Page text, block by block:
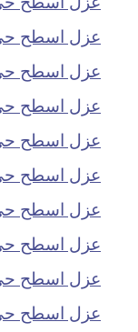
عزل اسطح حي
عزل اسطح حي
عزل اسطح حي
عزل اسطح
عزل اسطح حي
عزل اسطح حي
عزل اسطح حي
عزل اسطح حي
عزل اسطح حي